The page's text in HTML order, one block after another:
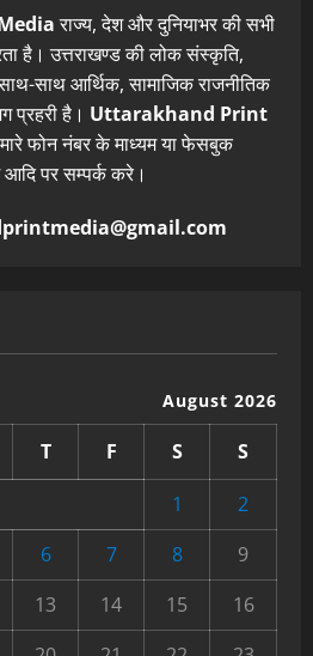
राज्य, देश और दुनियाभर की सभी
है। उत्तराखण्ड की लोक संस्कृति,
साथ आर्थिक, सामाजिक राजनीतिक
प्रहरी है। Uttarakhand Print
फोन नंबर के माध्यम या फेसबुक
पर सम्पर्क करे।
August 2026
T F S
S
1
2
6 7 8
9
13 14 15
16